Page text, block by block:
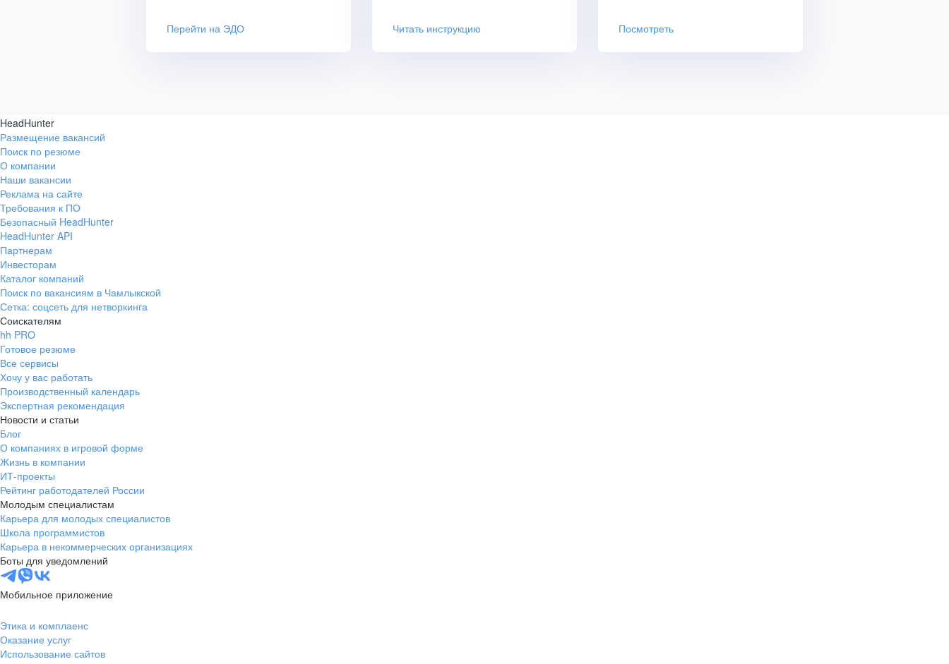
Перейти на ЭДО Читать инструкцию Посмотреть
HeadHunter
Размещение вакансий
Поиск по резюме
О компании
Наши вакансии
Реклама на сайте
Требования к ПО
Безопасный HeadHunter
HeadHunter API
Партнерам
Инвесторам
Каталог компаний
Поиск по вакансиям в Чамлыкской
Сетка: соцсеть для нетворкинга
Соискателям
hh PRO
Готовое резюме
Все сервисы
Хочу у вас работать
Производственный календарь
Экспертная рекомендация
Новости и статьи
Блог
О компаниях в игровой форме
Жизнь в компании
ИТ-проекты
Рейтинг работодателей России
Молодым специалистам
Карьера для молодых специалистов
Школа программистов
Карьера в некоммерческих организациях
Боты для уведомлений
Мобильное приложение
Этика и комплаенс
Оказание услуг
Использование сайтов